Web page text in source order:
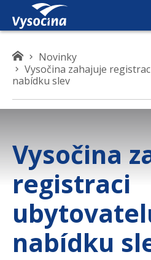
K
d
e
s
a
c
í
Novinky
Vysočina zahajuje
nabídku slev
Vysočina
registraci
nabídku